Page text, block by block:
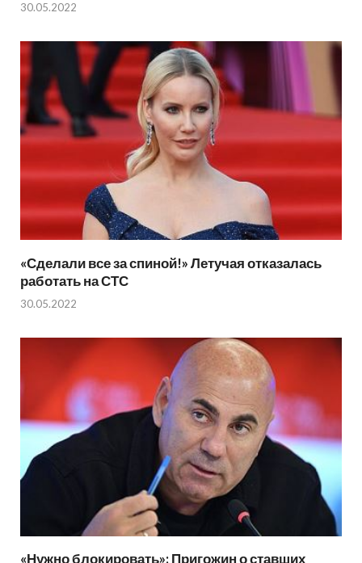
30.05.2022
«Сделали все за спиной!» Летучая отказалась
работать на СТС
30.05.2022
«Нужно блокировать»: Пригожин о ставших